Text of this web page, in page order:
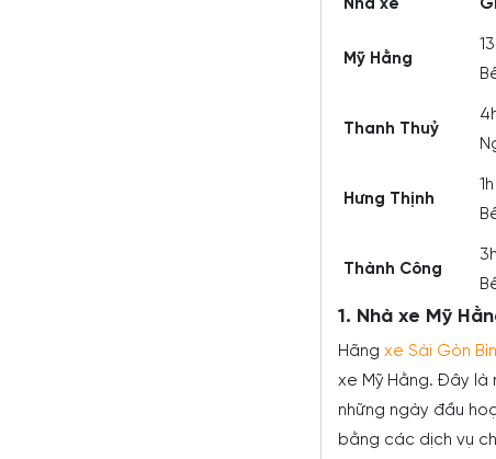
Nhà xe
Mỹ Hằng
Thanh Thuỷ
Hưng Thịnh
1h
Thành Công
1. Nhà xe Mỹ
Hãng xe Sài Gòn
xe Mỹ Hằng. Đây
những ngày đầu
bằng các dịch vụ